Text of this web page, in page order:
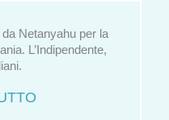
da Netanyahu per la
L’Indipendente,